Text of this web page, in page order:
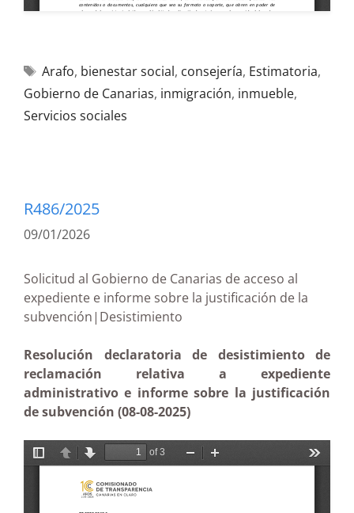
Arafo, bienestar social, consejería, Estimatoria,
Gobierno de Canarias, inmigración, inmueble,
Servicios sociales
R486/2025
09/01/2026
Solicitud al Gobierno de Canarias de acceso al
expediente e informe sobre la justificación de la
subvención|Desistimiento
Resolución declaratoria de desistimiento de
reclamación relativa a expediente
administrativo e informe sobre la justificación
de subvención (08-08-2025)